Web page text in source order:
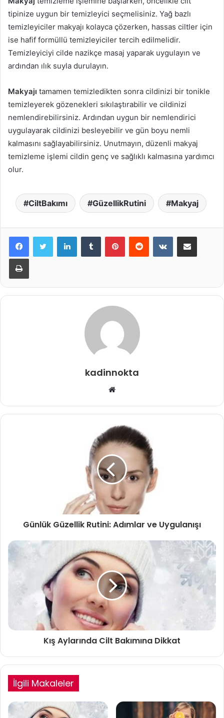
tipinize uygun bir temizleyici seçmelisiniz. Yağ bazlı
temizleyiciler makyajı kolayca çözerken, hassas ciltler için
ise hafif formüllü temizleyiciler tercih edilmelidir.
Temizleyiciyi cilde nazikçe masaj yaparak uygulayın ve
ardından ılık suyla durulayın.
Makyajı tamamen temizledikten sonra cildinizi bir tonikle
temizleyerek gözenekleri sıkılaştırabilir ve cildinizi
nemlendirebilirsiniz. Ardından uygun bir nemlendirici
uygulayarak cildinizi besleyebilir ve gün boyu nemli
kalmasını sağlayabilirsiniz. Unutmayın, düzenli makyaj
temizleme işlemi cildin genç ve sağlıklı kalmasına yardımcı
olur.
CiltBakımı GüzellikRutini Makyaj
LinkedInTumblr PinterestReddit VKontakteE-Posta ile paylaş
Yazdır
kadinnokta
Web
Günlük Güzellik Rutini: Adımlar ve Uygulanışı
Kış Aylarında Cilt Bakımına Dikkat
İlgili Makaleler